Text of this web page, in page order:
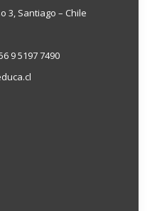
3, Santiago – Chile
9 5197 7490